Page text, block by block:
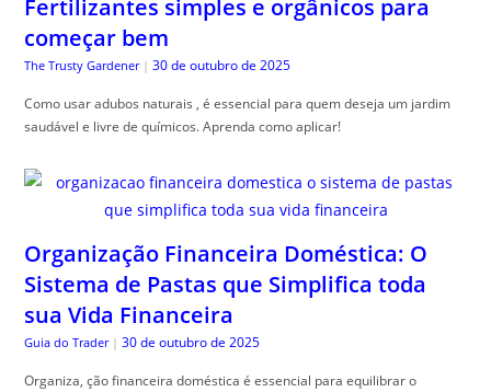
Fertilizantes simples e orgânicos para
começar bem
The Trusty Gardener | 30 de outubro de 2025
Como usar adubos naturais , é essencial para quem deseja um jardim
saudável e livre de químicos. Aprenda como aplicar!
Organização Financeira Doméstica: O
Sistema de Pastas que Simplifica toda
sua Vida Financeira
Guia do Trader | 30 de outubro de 2025
Organiza, ção financeira doméstica é essencial para equilibrar o